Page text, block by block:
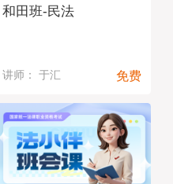
和田班-民法
讲师： 于汇 免费